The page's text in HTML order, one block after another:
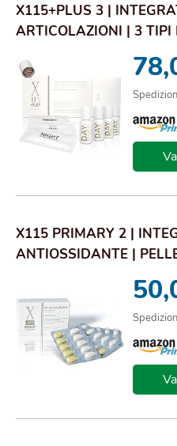
X115+PLUS 3 |
ARTICOLAZIONI | 3 TIPI
X115 PRIMARY 2 |
ANTIOSSIDANTE |